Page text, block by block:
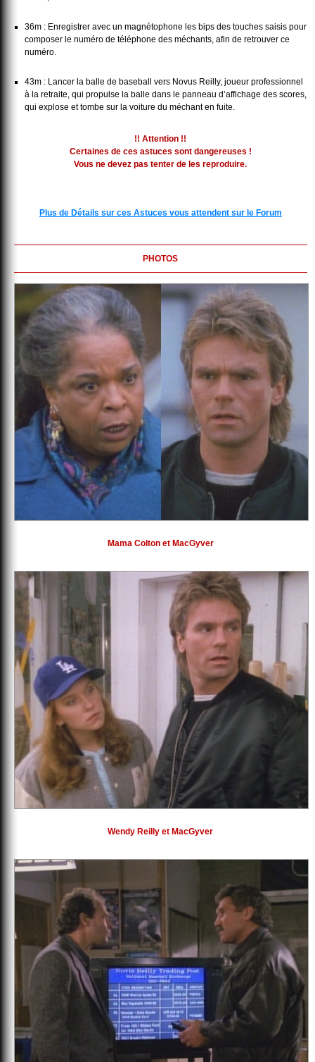
36m : Enregistrer avec un magnétophone les bips des touches saisis pour
composer le numéro de téléphone des méchants, afin de retrouver ce
numéro.
43m : Lancer la balle de baseball vers Novus Reilly, joueur professionnel
à la retraite, qui propulse la balle dans le panneau d’affichage des scores,
qui explose et tombe sur la voiture du méchant en fuite.
!! Attention !!
Certaines de ces astuces sont dangereuses !
Vous ne devez pas tenter de les reproduire.
Plus de Détails sur ces Astuces vous attendent sur le Forum
PHOTOS
Mama Colton et MacGyver
Wendy Reilly et MacGyver